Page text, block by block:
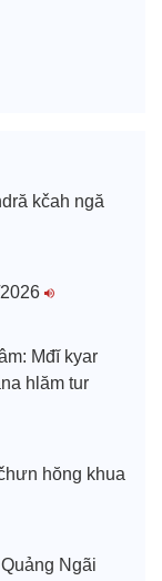
kčah ngă
Mđĭ kyar
hlăm tur
hŏng khua
Ngãi